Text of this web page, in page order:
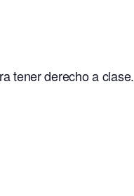
tener derecho a clase.